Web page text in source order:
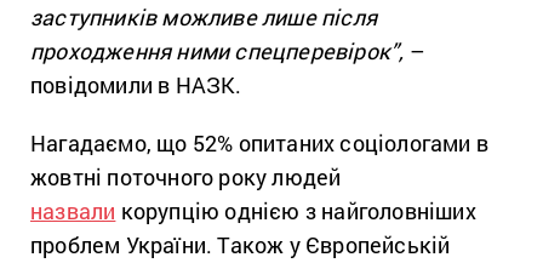
заступників можливе лише після
проходження ними спецперевірок”, –
повідомили в НАЗК.
Нагадаємо, що 52% опитаних соціологами в
жовтні поточного року людей
назвали корупцію однією з найголовніших
проблем України. Також у Європейській